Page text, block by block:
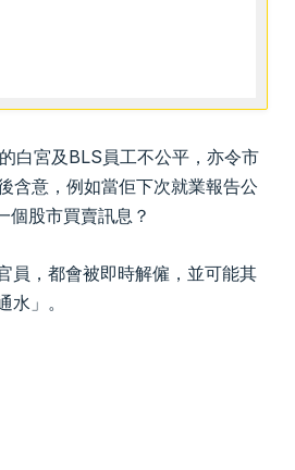
白宮及BLS員工不公平，亦令市
含意，例如當佢下次就業報告公
個股市買賣訊息？
員，都會被即時解僱，並可能其
」。